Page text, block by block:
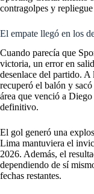
contragolpes y
El empate llegó en los
Cuando parecía que
victoria, un error en
desenlace del partido.
recuperó el balón y
área que venció a
definitivo.
El gol generó una
Lima mantuviera el
2026. Además, el
dependiendo de sí
fechas restantes.